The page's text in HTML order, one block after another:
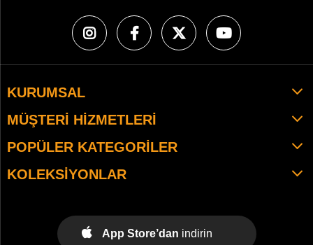
KURUMSAL
MÜŞTERI HIZMETLERI
POPÜLER KATEGORILER
KOLEKSIYONLAR
App Store’dan indirin